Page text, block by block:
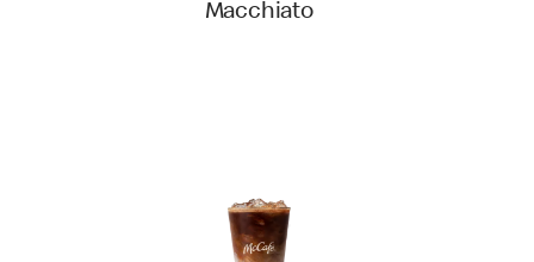
Macchiato‎